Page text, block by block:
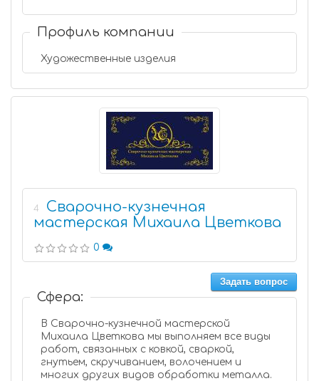
Профиль компании
Художественные изделия
4
Сварочно-кузнечная
мастерская Михаила Цветкова
0
Задать вопрос
Сфера:
В Сварочно-кузнечной мастерской
Михаила Цветкова мы выполняем все виды
работ, связанных с ковкой, сваркой,
гнутьем, скручиванием, волочением и
многих других видов обработки металла.